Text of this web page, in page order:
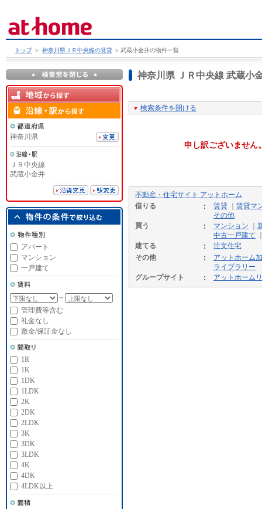
トップ ＞ 神奈川県ＪＲ中央線の賃貸 ＞ 武蔵小金井の物件一覧
神奈川県 ＪＲ中央線 武蔵小
検索条件を開ける
申し訳ございません
不動産・住宅サイト アットホーム
借りる
賃貸
賃貸マ
その他
買う
マンション
中古一戸建て
建てる
注文住宅
その他
アットホーム
ライブラリー
グループサイト
アットホーム
神奈川県
ＪＲ中央線
武蔵小金井
アパート
マンション
一戸建て
～
管理費等含む
礼金なし
敷金/保証金なし
1R
1K
1DK
1LDK
2K
2DK
2LDK
3K
3DK
3LDK
4K
4DK
4LDK以上